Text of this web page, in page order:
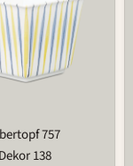
757
Dekor 138